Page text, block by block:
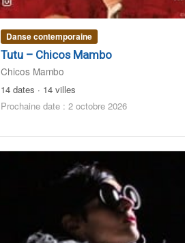
Danse contemporaine
Tutu – Chicos Mambo
Chicos Mambo
14 dates · 14 villes
Prochaine date : 2 octobre 2026